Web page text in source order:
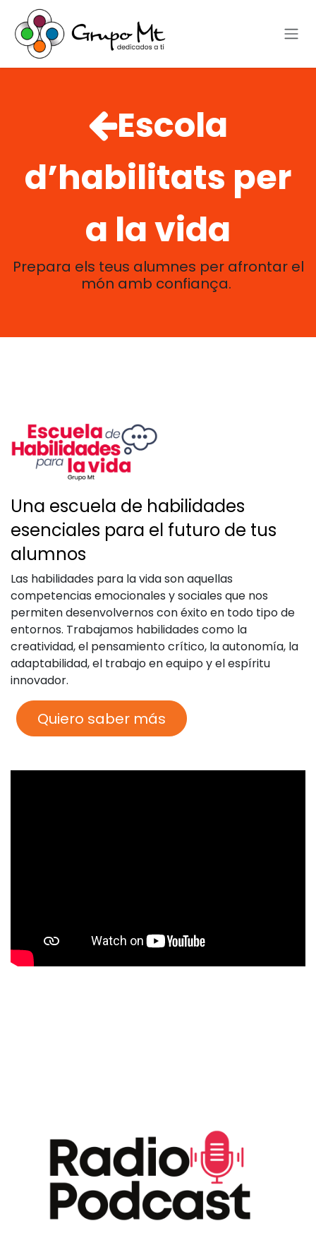
Skip to Content
Escola
d’habilitats per
a la vida
Prepara els teus alumnes per afrontar el
món amb confiança.
Una escuela de habilidades
esenciales para el futuro de tus
alumnos
Las habilidades para la vida son aquellas
competencias emocionales y sociales que nos
permiten desenvolvernos con éxito en todo tipo de
entornos. Trabajamos habilidades como la
creatividad, el pensamiento crítico, la autonomía, la
adaptabilidad, el trabajo en equipo y el espíritu
innovador.
Quiero saber más